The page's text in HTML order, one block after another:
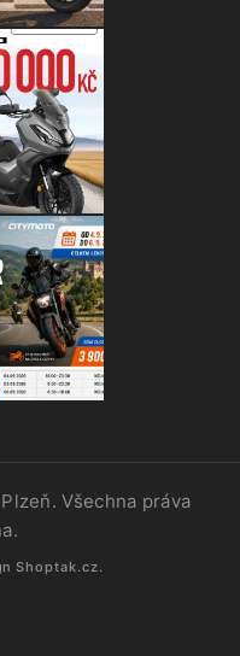
. Všechna práva
Shoptak.cz.